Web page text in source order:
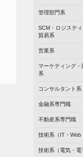
管理部門系
SCM・ロジステ
貿易系
営業系
マーケティング
系
コンサルタント系
金融系専門職
不動産系専門職
技術系（IT・Web
技術系（電気・電